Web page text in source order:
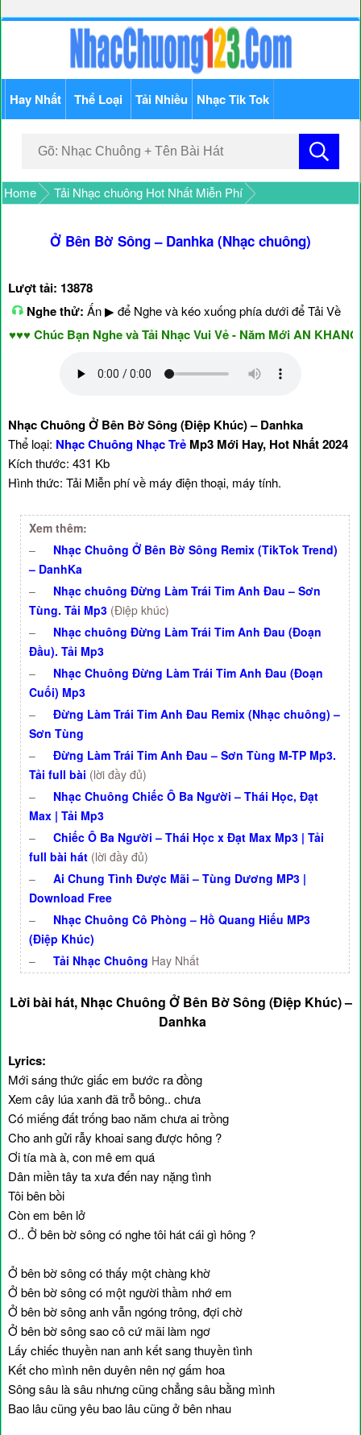
Hay Nhất Thể Loại Tải Nhiều Nhạc Tik Tok
Home Tải Nhạc chuông Hot Nhất Miễn Phí
Ở Bên Bờ Sông – Danhka (Nhạc chuông)
Lượt tải: 13878
Nghe thử: Ấn ▶ để Nghe và kéo xuống phía dưới để Tải Về
Bạn Nghe và Tải Nhạc Vui Vẻ - Năm Mới AN KHANG &
Nhạc Chuông Ở Bên Bờ Sông (Điệp Khúc) – Danhka
Thể loại: Nhạc Chuông Nhạc Trẻ Mp3 Mới Hay, Hot Nhất 2024
Kích thước: 431 Kb
Hình thức: Tải Miễn phí về máy điện thoại, máy tính.
Xem thêm:
–
Nhạc Chuông Ở Bên Bờ Sông Remix (TikTok Trend)
– DanhKa
–
Nhạc chuông Đừng Làm Trái Tim Anh Đau – Sơn
Tùng. Tải Mp3 (Điệp khúc)
–
Nhạc chuông Đừng Làm Trái Tim Anh Đau (Đoạn
Đầu). Tải Mp3
–
Nhạc Chuông Đừng Làm Trái Tim Anh Đau (Đoạn
Cuối) Mp3
–
Đừng Làm Trái Tim Anh Đau Remix (Nhạc chuông) –
Sơn Tùng
–
Đừng Làm Trái Tim Anh Đau – Sơn Tùng M-TP Mp3.
Tải full bài (lời đầy đủ)
–
Nhạc Chuông Chiếc Ô Ba Người – Thái Học, Đạt
Max | Tải Mp3
–
Chiếc Ô Ba Người – Thái Học x Đạt Max Mp3 | Tải
full bài hát (lời đầy đủ)
–
Ai Chung Tình Được Mãi – Tùng Dương MP3 |
Download Free
–
Nhạc Chuông Cô Phòng – Hồ Quang Hiếu MP3
(Điệp Khúc)
–
Tải Nhạc Chuông Hay Nhất
Lời bài hát, Nhạc Chuông Ở Bên Bờ Sông (Điệp Khúc) –
Danhka
Lyrics:
Mới sáng thức giấc em bước ra đồng
Xem cây lúa xanh đã trỗ bông.. chưa
Có miếng đất trống bao năm chưa ai trồng
Cho anh gửi rẫy khoai sang được hông ?
Ơi tía mà à, con mê em quá
Dân miền tây ta xưa đến nay nặng tình
Tôi bên bồi
Còn em bên lở
Ơ.. Ở bên bờ sông có nghe tôi hát cái gì hông ?
Ở bên bờ sông có thấy một chàng khờ
Ở bên bờ sông có một người thầm nhớ em
Ở bên bờ sông anh vẫn ngóng trông, đợi chờ
Ở bên bờ sông sao cô cứ mãi làm ngơ
Lấy chiếc thuyền nan anh kết sang thuyền tình
Kết cho mình nên duyên nên nợ gấm hoa
Sông sâu là sâu nhưng cũng chẳng sâu bằng mình
Bao lâu cũng yêu bao lâu cũng ở bên nhau